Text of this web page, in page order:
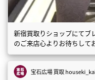
新宿買取りショップにてブ
のご来店心よりお待ちして
宝石広場 買取